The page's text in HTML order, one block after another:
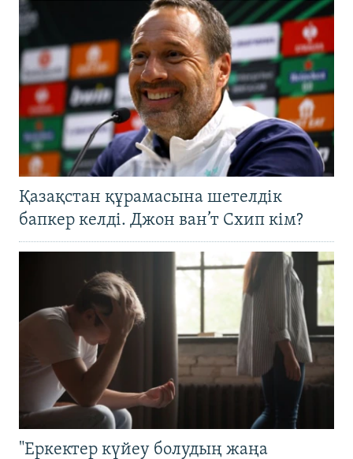
Қазақстан құрамасына шетелдік
бапкер келді. Джон ван’т Схип кім?
"Еркектер күйеу болудың жаңа